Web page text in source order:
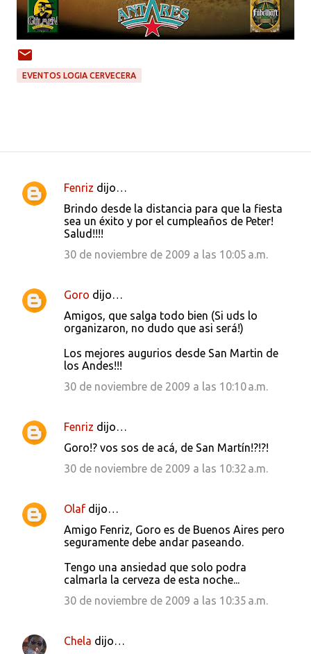
EVENTOS LOGIA CERVECERA
C
t
a
Fenriz dijo…
Brindo desde la distancia para que la fiesta
sea un éxito y por el cumpleaños de Peter!
Salud!!!!
30 de noviembre de 2009 a las 10:05 a.m.
Goro dijo…
Amigos, que salga todo bien (Si uds lo
organizaron, no dudo que asi será!)
Los mejores augurios desde San Martin de
los Andes!!!
30 de noviembre de 2009 a las 10:10 a.m.
Fenriz dijo…
Goro!? vos sos de acá, de San Martín!?!?!
30 de noviembre de 2009 a las 10:32 a.m.
Olaf dijo…
Amigo Fenriz, Goro es de Buenos Aires pero
seguramente debe andar paseando.
Tengo una ansiedad que solo podra
calmarla la cerveza de esta noche...
30 de noviembre de 2009 a las 10:35 a.m.
Chela dijo…